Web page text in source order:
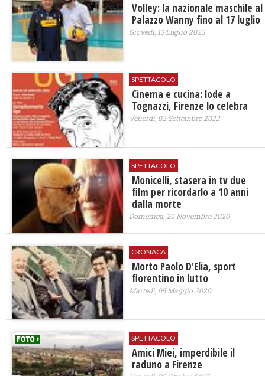
Volley: la nazionale maschile al
Palazzo Wanny fino al 17 luglio
Giovedì, 13 Luglio 2023
SPETTACOLO
Cinema e cucina: lode a
Tognazzi, Firenze lo celebra
Venerdì, 02 Settembre 2022
SPETTACOLO
Monicelli, stasera in tv due
film per ricordarlo a 10 anni
dalla morte
Domenica, 29 Novembre 2020
CRONACA
Morto Paolo D'Elia, sport
fiorentino in lutto
Martedì, 05 Maggio 2020
SPETTACOLO
Amici Miei, imperdibile il
raduno a Firenze